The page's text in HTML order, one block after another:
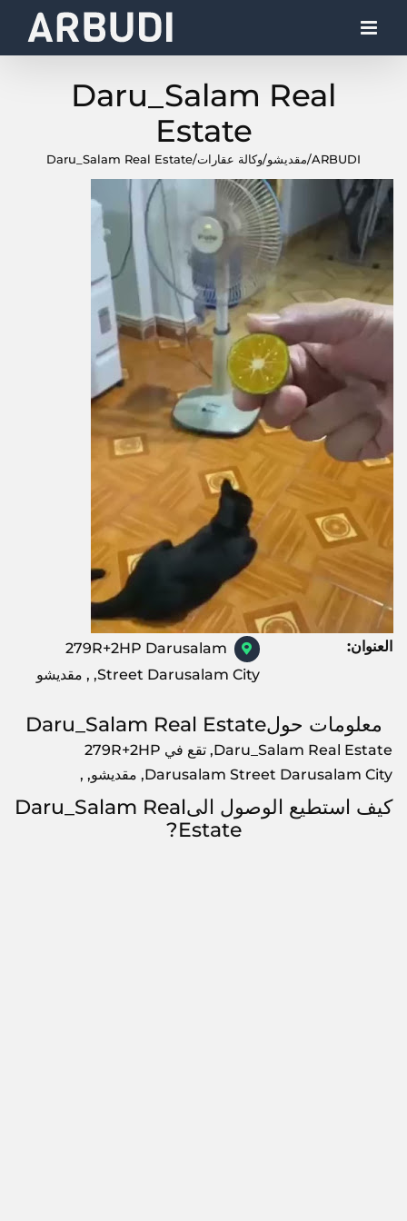
Daru_Salam Real
Estate
ARBUDI
/مقديشو/وكالة عقارات/
Daru_Salam Real Estate
العنوان:
279R+2HP Darusalam
Street Darusalam City, , مقديشو
معلومات حولDaru_Salam Real Estate
Daru_Salam Real Estate, تقع في 279R+2HP
Darusalam Street Darusalam City, مقديشو, ,
كيف استطيع الوصول الىDaru_Salam Real
Estate?